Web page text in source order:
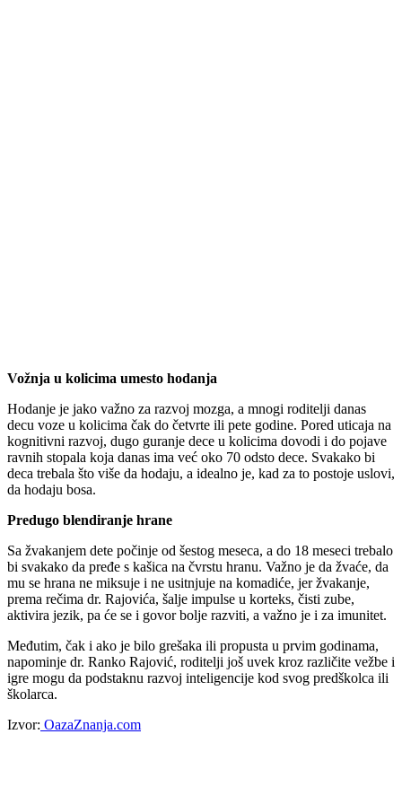
Vožnja u kolicima umesto hodanja
Hodanje je jako važno za razvoj mozga, a mnogi roditelji danas
decu voze u kolicima čak do četvrte ili pete godine. Pored uticaja na
kognitivni razvoj, dugo guranje dece u kolicima dovodi i do pojave
ravnih stopala koja danas ima već oko 70 odsto dece. Svakako bi
deca trebala što više da hodaju, a idealno je, kad za to postoje uslovi,
da hodaju bosa.
Predugo blendiranje hrane
Sa žvakanjem dete počinje od šestog meseca, a do 18 meseci trebalo
bi svakako da pređe s kašica na čvrstu hranu. Važno je da žvaće, da
mu se hrana ne miksuje i ne usitnjuje na komadiće, jer žvakanje,
prema rečima dr. Rajovića, šalje impulse u korteks, čisti zube,
aktivira jezik, pa će se i govor bolje razviti, a važno je i za imunitet.
Međutim, čak i ako je bilo grešaka ili propusta u prvim godinama,
napominje dr. Ranko Rajović, roditelji još uvek kroz različite vežbe i
igre mogu da podstaknu razvoj inteligencije kod svog predškolca ili
školarca.
Izvor: OazaZnanja.com